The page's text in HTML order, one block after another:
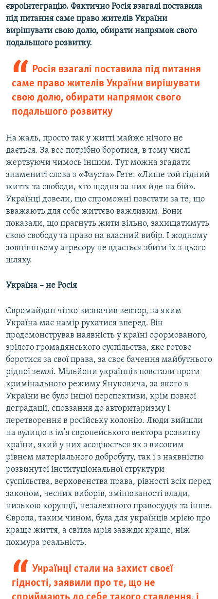
євроінтеграцію. Фактично Росія взагалі поставила
під питання саме право жителів України
вирішувати свою долю, обирати напрямок свого
подальшого розвитку.
Росія взагалі поставила під питання
саме право жителів України вирішувати
свою долю, обирати напрямок свого
подальшого розвитку
На жаль, просто так у житті майже нічого не
дається. За все потрібно боротися, в тому числі
жертвуючи чимось іншим. Тут можна згадати
знамениті слова з «Фауста» Гете: «Лише той гідний
життя та свободи, хто щодня за них йде на бій».
Українці довели, що спроможні повстати за те, що
вважають для себе життєво важливим. Вони
показали, що прагнуть жити вільно, захищатимуть
свою свободу та право на власний вибір. І жодному
зовнішньому агресору не вдасться збити їх з цього
шляху.
Україна – не Росія
Євромайдан чітко визначив вектор, за яким
Україна має намір рухатися вперед. Він
продемонстрував наявність у країні сформованого,
зрілого громадянського суспільства, яке готове
боротися за свої права, за своє бачення майбутнього
рідної землі. Мільйони українців повстали проти
кримінального режиму Януковича, за якого в
України не було іншої перспективи, крім повної
деградації, сповзання до авторитаризму і
перетворення в російську колонію. Люди вийшли
на вулицю в ім'я європейського вектора розвитку
країни, який у них асоціюється як з високим
рівнем матеріального добробуту, так і з наявністю
розвинутої інституціональної структури
суспільства, верховенства права, рівності всіх перед
законом, чесних виборів, змінюваності влади,
низькою корупції, незалежного правосуддя та інше.
Європа, таким чином, була для українців мрією про
краще життя, а світла мрія завжди краще, ніж
похмура реальність.
Українці стали на захист своєї
гідності, заявили про те, що не